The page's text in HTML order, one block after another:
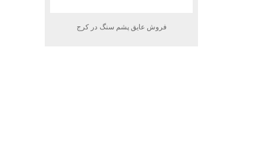
فروش عایق پشم سنگ در کرج